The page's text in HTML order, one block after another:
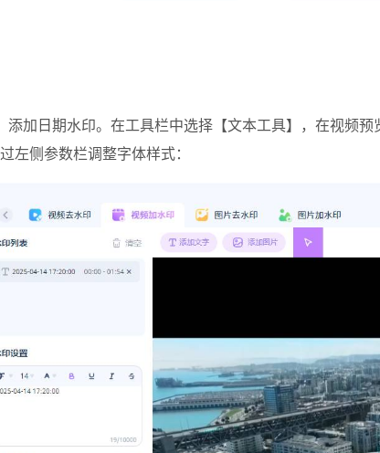
添加日期水印。 在工具栏中选择【文本工具】，在视频预
左侧参数栏调整字体样式：